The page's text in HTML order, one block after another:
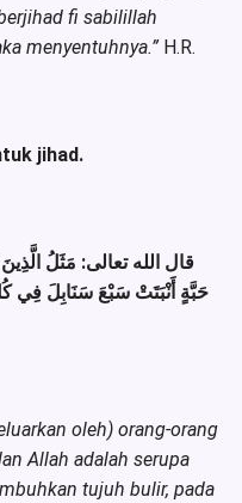
fi sabilillah
menyentuhnya.” H.R.
jihad.
قال الله تعالى: مَثَلُ
حَبَّةٍ أَنْبَتَتْ سَبْعَ سَنَابِلَ فِي
oleh) orang-orang
Allah adalah serupa
tujuh bulir, pada